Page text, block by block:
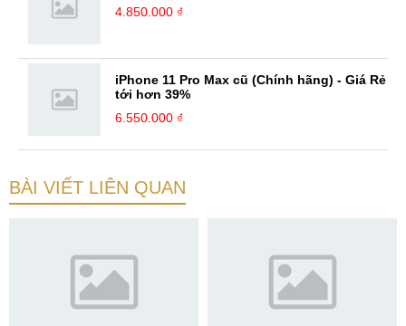
4.850.000 ₫
iPhone 11 Pro Max cũ (Chính hãng) - Giá Rẻ
tới hơn 39%
6.550.000 ₫
BÀI VIẾT LIÊN QUAN